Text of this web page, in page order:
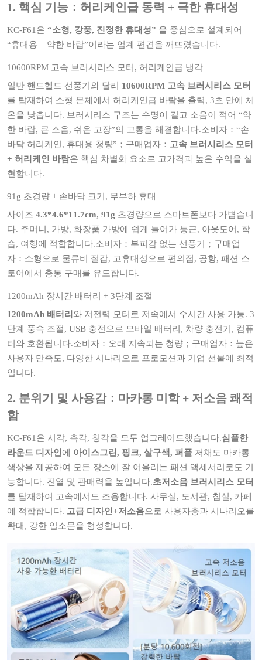
1. 핵심 기능：허리케인급 동력 + 극한 휴대성
KC-F61은 “소형, 강풍, 진정한 휴대성” 을 중심으로 설계되어
“휴대용 = 약한 바람”이라는 업계 편견을 깨뜨렸습니다.
10600RPM 고속 브러시리스 모터, 허리케인급 냉각
일반 핸드헬드 선풍기와 달리 10600RPM 고속 브러시리스 모터
를 탑재하여 소형 본체에서 허리케인급 바람을 출력, 3초 만에 체
온을 낮춥니다. 브러시리스 구조는 수명이 길고 소음이 적어 “약
한 바람, 큰 소음, 쉬운 고장”의 고통을 해결합니다.소비자：“손
바닥 허리케인, 휴대용 청량”；구매업자： 고속 브러시리스 모터
+ 허리케인 바람은 핵심 차별화 요소로 고가격과 높은 수익을 실
현합니다.
91g 초경량 + 손바닥 크기, 무부하 휴대
사이즈 4.3*4.6*11.7cm, 91g 초경량으로 스마트폰보다 가볍습니
다. 주머니, 가방, 화장품 가방에 쉽게 들어가 통근, 아웃도어, 학
습, 여행에 적합합니다.소비자：부피감 없는 선풍기；구매업
자：소형으로 물류비 절감, 고휴대성으로 편의점, 공항, 패션 스
토어에서 충동 구매를 유도합니다.
1200mAh 장시간 배터리 + 3단계 조절
1200mAh 배터리 와 저전력 모터로 저속에서 수시간 사용 가능. 3
단계 풍속 조절, USB 충전으로 모바일 배터리, 차량 충전기, 컴퓨
터와 호환됩니다.소비자：오래 지속되는 청량；구매업자：높은
사용자 만족도, 다양한 시나리오로 프로모션과 기업 선물에 최적
입니다.
2. 분위기 및 사용감：마카롱 미학 + 저소음 쾌적
함
KC-F61은 시각, 촉각, 청각을 모두 업그레이드했습니다.심플한
라운드 디자인 에 아이스그린, 핑크, 살구색, 퍼플 저채도 마카롱
색상을 제공하여 모든 장소에 잘 어울리는 패션 액세서리로도 기
능합니다. 진열 및 판매력을 높입니다.초저소음 브러시리스 모터
를 탑재하여 고속에서도 조용합니다. 사무실, 도서관, 침실, 카페
에 적합합니다. 고급 디자인+저소음으로 사용자층과 시나리오를
확대, 강한 입소문을 형성합니다.